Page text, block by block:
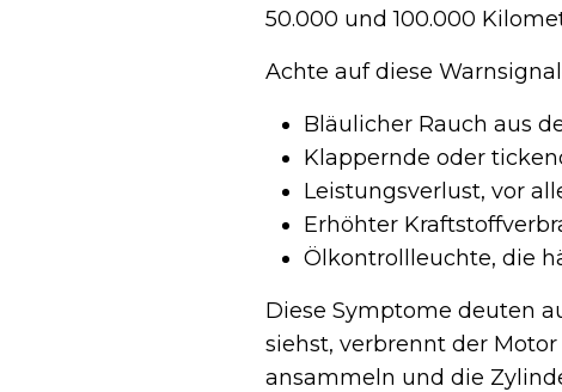
50.000 und 100.000
Achte auf diese
Bläulicher Rauch aus
Klappernde oder
Leistungsverlust, vor
Erhöhter
Ölkontrollleuchte, die
Diese Symptome deuten
siehst, verbrennt der
ansammeln und die